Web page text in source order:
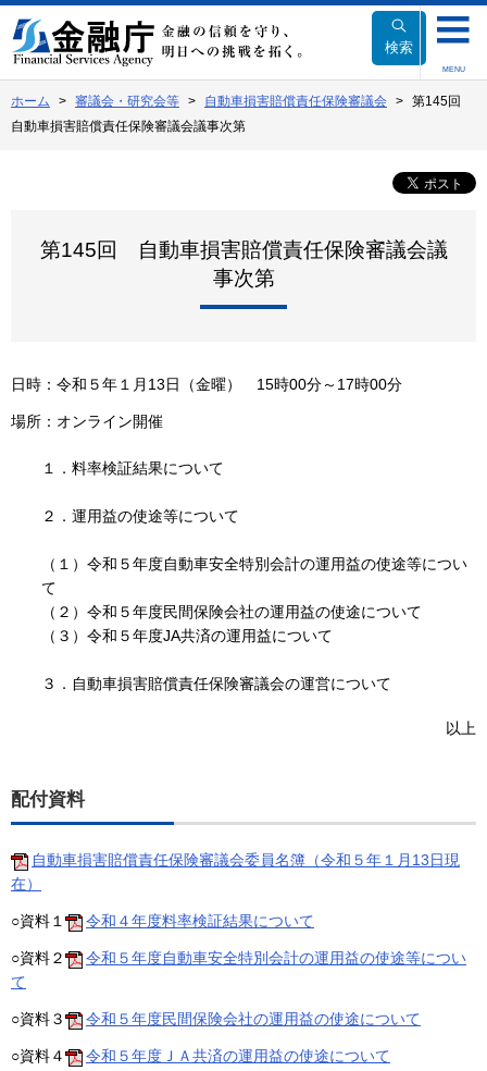
文
へ
動
検索
MENU
ホーム 審議会・研究会等 自動車損害賠償責任保険審議会
第145回
自動車損害賠償責任保険審議会議事次第
第145回 自動車損害賠償責任保険審議会議
事次第
日時：令和５年１月13日（金曜） 15時00分～17時00分
場所：オンライン開催
１．料率検証結果について
２．運用益の使途等について
（１）令和５年度自動車安全特別会計の運用益の使途等につい
て
（２）令和５年度民間保険会社の運用益の使途について
（３）令和５年度JA共済の運用益について
３．自動車損害賠償責任保険審議会の運営について
以上
配付資料
自動車損害賠償責任保険審議会委員名簿（令和５年１月13日現
在）
○資料１ 令和４年度料率検証結果について
○資料２
令和５年度自動車安全特別会計の運用益の使途等につい
て
○資料３ 令和５年度民間保険会社の運用益の使途について
○資料４ 令和５年度ＪＡ共済の運用益の使途について